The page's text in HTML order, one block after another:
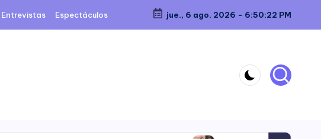
Entrevistas Espectáculos jue., 6 ago. 2026 - 6:50:24 PM